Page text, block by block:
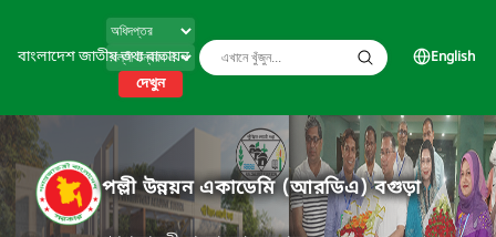
বাংলাদেশ জাতীয় তথ্য বাতায়ন
দেখুন
English
পল্লী উন্নয়ন একাডেমি (আরডিএ) বগুড়া